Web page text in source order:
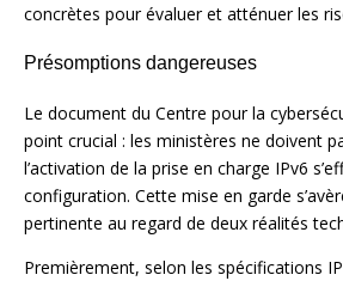
concrètes pour évaluer et atténuer les
Présomptions dangereuses
Le document du Centre pour la
point crucial : les ministères ne doivent
l’activation de la prise en charge IPv6
configuration. Cette mise en garde
pertinente au regard de deux réalités
Premièrement, selon les spécifications